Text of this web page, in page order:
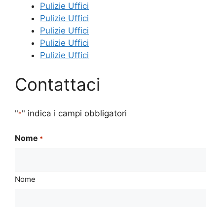
Pulizie Uffici
Pulizie Uffici
Pulizie Uffici
Pulizie Uffici
Pulizie Uffici
Contattaci
"*" indica i campi obbligatori
Nome *
Nome